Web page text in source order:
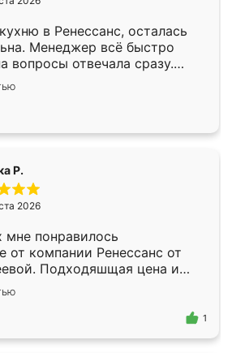
заказывать только здесь.
в Ренессанс, осталась
Менеджер всё быстро
вопросы отвечала сразу.
в субботу, подошёл к
ответственностью. Собрали
работали аккуратно, даже
Р.
2026
мне понравилось
от компании Ренессанс от
Подходяшщая цена и
изготовления. Приехавший
Владислав
моему эскизу самый
1